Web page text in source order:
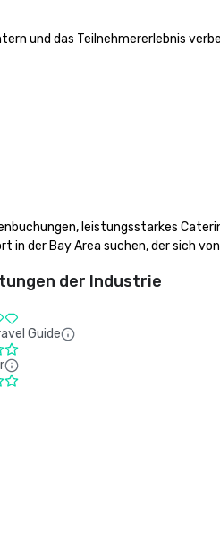
und das Teilnehmererlebnis
leistungsstarkes
in der Bay Area suchen, der sich
der Industrie
Guide